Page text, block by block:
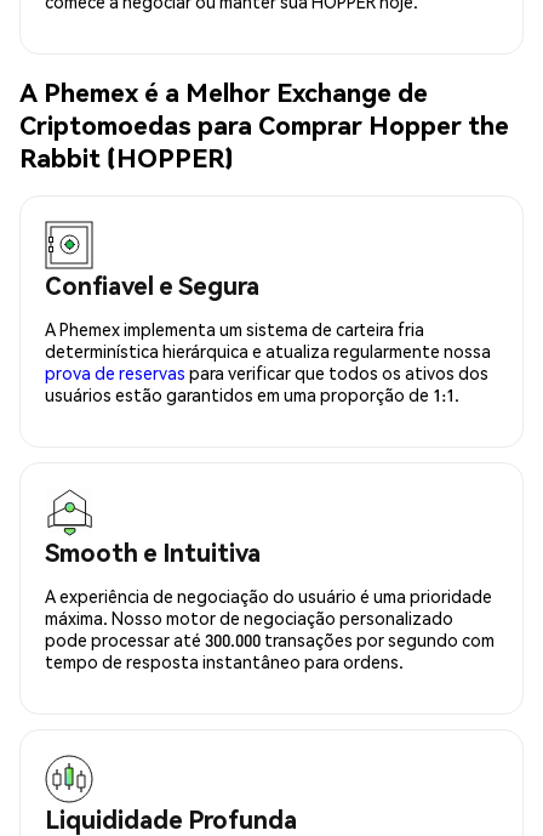
A Phemex é a Melhor Exchange de
Criptomoedas para Comprar Hopper the
Rabbit (HOPPER)
Confiavel e Segura
A Phemex implementa um sistema de carteira fria
determinística hierárquica e atualiza regularmente nossa
prova de reservas para verificar que todos os ativos dos
usuários estão garantidos em uma proporção de 1:1.
Smooth e Intuitiva
A experiência de negociação do usuário é uma prioridade
máxima. Nosso motor de negociação personalizado
pode processar até 300.000 transações por segundo com
tempo de resposta instantâneo para ordens.
Liquididade Profunda